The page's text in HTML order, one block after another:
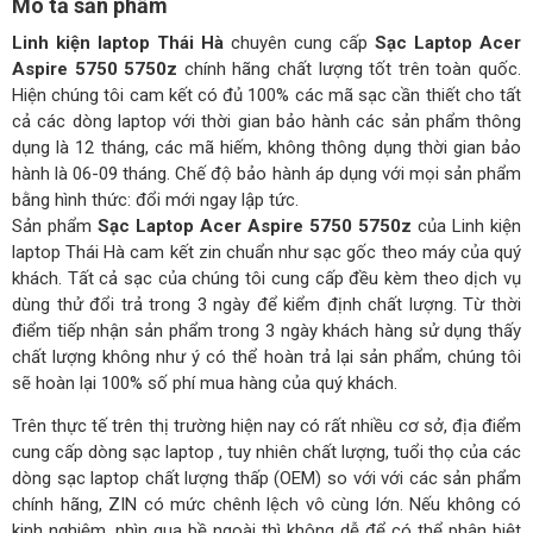
Mô tả sản phẩm
Linh kiện laptop Thái Hà chuyên cung cấp Sạc Laptop Acer
Aspire 5750 5750z chính hãng chất lượng tốt trên toàn quốc.
Hiện chúng tôi cam kết có đủ 100% các mã sạc cần thiết cho tất
cả các dòng laptop với thời gian bảo hành các sản phẩm thông
dụng là 12 tháng, các mã hiếm, không thông dụng thời gian bảo
hành là 06-09 tháng. Chế độ bảo hành áp dụng với mọi sản phẩm
bằng hình thức: đổi mới ngay lập tức.
Sản phẩm Sạc Laptop Acer Aspire 5750 5750z của Linh kiện
laptop Thái Hà cam kết zin chuẩn như sạc gốc theo máy của quý
khách. Tất cả sạc của chúng tôi cung cấp đều kèm theo dịch vụ
dùng thử đổi trả trong 3 ngày để kiểm định chất lượng. Từ thời
điểm tiếp nhận sản phẩm trong 3 ngày khách hàng sử dụng thấy
chất lượng không như ý có thể hoàn trả lại sản phẩm, chúng tôi
sẽ hoàn lại 100% số phí mua hàng của quý khách.
Trên thực tế trên thị trường hiện nay có rất nhiều cơ sở, địa điểm
cung cấp dòng sạc laptop , tuy nhiên chất lượng, tuổi thọ của các
dòng sạc laptop chất lượng thấp (OEM) so với với các sản phẩm
chính hãng, ZIN có mức chênh lệch vô cùng lớn. Nếu không có